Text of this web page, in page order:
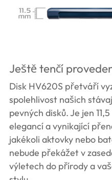
Ještě tenčí
Disk HV620S přetváří
spolehlivost našich
pevných disků. Je jen
elegancí a vynikající
jakékoli aktovky nebo
nebude překážet v
výletech do přírody a